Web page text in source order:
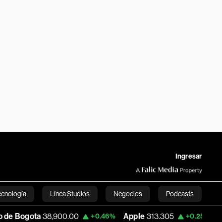
Ingresar
Línea Studios Negocios Podcasts
English
38,900.00 +0.46% Apple 313.305 +0.25% USD COP